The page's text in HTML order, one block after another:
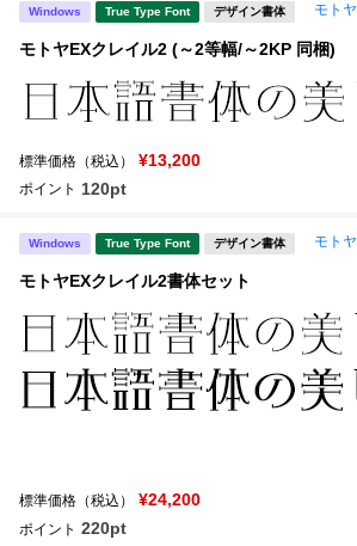
Windows True Type Font デザイン書体 モトヤ
モトヤEXクレイル2 (～2等幅/～2KP 同梱)
標準価格（税込） ¥13,200
ポイント 120pt
Windows True Type Font デザイン書体 モトヤ
モトヤEXクレイル2書体セット
標準価格（税込） ¥24,200
ポイント 220pt